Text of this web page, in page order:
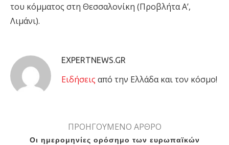
του κόμματος στη Θεσσαλονίκη (Προβλήτα Α’,
Λιμάνι).
EXPERTNEWS.GR
Eιδήσεις από την Ελλάδα και τον κόσμο!
ΠΡΟΗΓΟΥΜΕΝΟ ΑΡΘΡΟ
Οι ημερομηνίες ορόσημο των ευρωπαϊκών